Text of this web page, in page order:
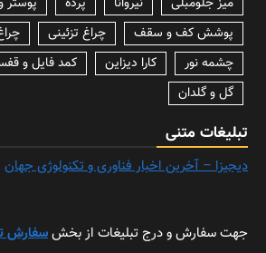
پوشش کف و سقف
چراغ تزئینی
چشمه نور
کارا دیزاین
کمد فایل و
گل و گلدان
تبلیغات متنی
دیجیزا – آخرین اخبار فناوری و تکنولوژی جهان
جهت سفارش و درج تبلیغات از بخشسفارش